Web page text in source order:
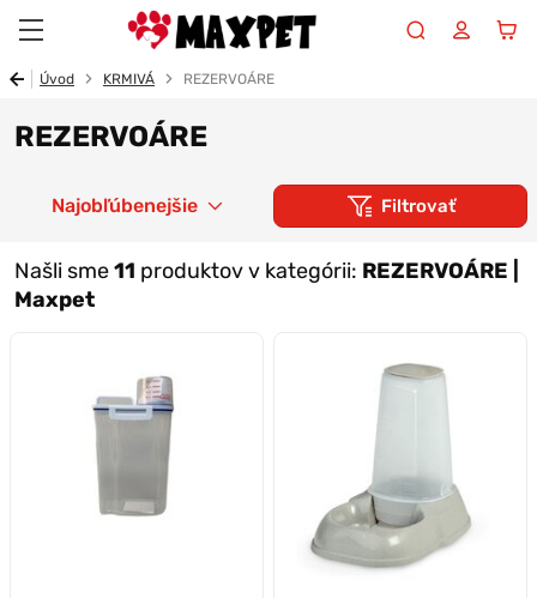
Úvod KRMIVÁ REZERVOÁRE
REZERVOÁRE
Filtrovať
Našli sme11 produktov v kategórii: REZERVOÁRE |
Maxpet
Najobľúbenejšie